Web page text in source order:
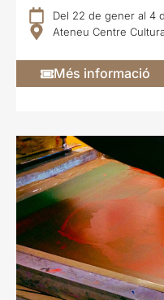
Del 22 de gener al 4
Ateneu Centre
Més informació